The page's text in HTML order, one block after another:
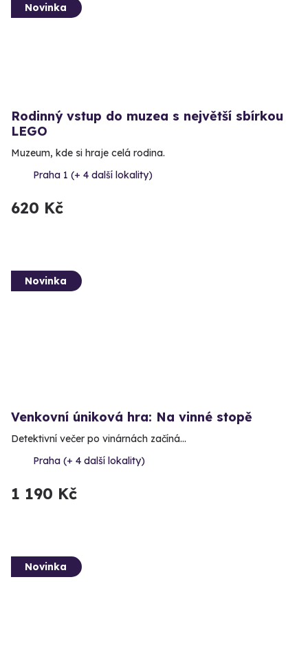
Novinka
Rodinný vstup do muzea s největší sbírkou
LEGO
Muzeum, kde si hraje celá rodina.
Praha 1 (+ 4 další lokality)
620 Kč
Novinka
Venkovní úniková hra: Na vinné stopě
Detektivní večer po vinárnách začíná…
Praha (+ 4 další lokality)
1 190 Kč
Novinka